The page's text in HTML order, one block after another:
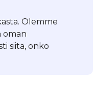
Olemme
oman
siitä, onko